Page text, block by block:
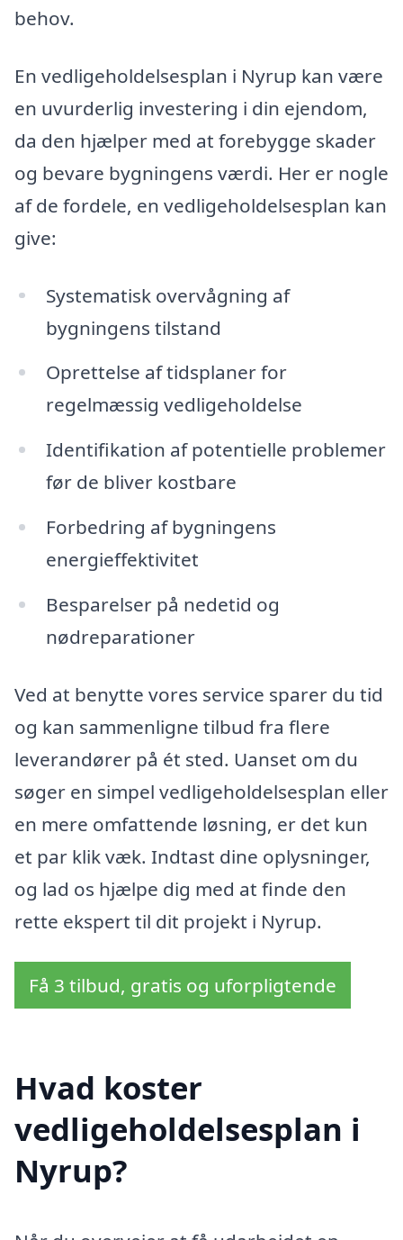
behov.
En vedligeholdelsesplan i Nyrup kan være
en uvurderlig investering i din ejendom,
da den hjælper med at forebygge skader
og bevare bygningens værdi. Her er nogle
af de fordele, en vedligeholdelsesplan kan
give:
Systematisk overvågning af
bygningens tilstand
Oprettelse af tidsplaner for
regelmæssig vedligeholdelse
Identifikation af potentielle problemer
før de bliver kostbare
Forbedring af bygningens
energieffektivitet
Besparelser på nedetid og
nødreparationer
Ved at benytte vores service sparer du tid
og kan sammenligne tilbud fra flere
leverandører på ét sted. Uanset om du
søger en simpel vedligeholdelsesplan eller
en mere omfattende løsning, er det kun
et par klik væk. Indtast dine oplysninger,
og lad os hjælpe dig med at finde den
rette ekspert til dit projekt i Nyrup.
Få 3 tilbud, gratis og uforpligtende
Hvad koster
vedligeholdelsesplan i
Nyrup?